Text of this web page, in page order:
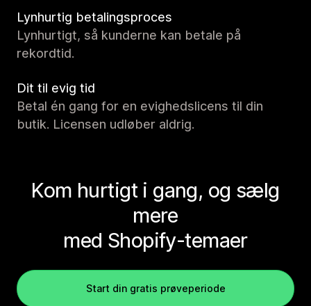
Lynhurtig betalingsproces
Lynhurtigt, så kunderne kan betale på
rekordtid.
Dit til evig tid
Betal én gang for en evighedslicens til din
butik. Licensen udløber aldrig.
Kom hurtigt i gang, og sælg
mere
med Shopify-temaer
Start din gratis prøveperiode